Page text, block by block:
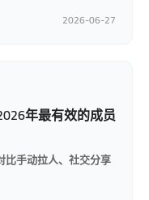
2026-06-27
年最有效的成员
比手动拉人、社交分享